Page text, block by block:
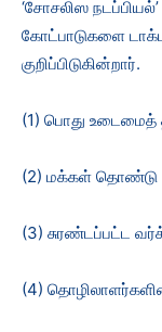
‘சோசலிஸ
கோட்பாடுகளை
குறிப்பிடுகின்றார்.
(1) பொது உடைமைத்
(2) மக்கள் தொண்டு
(3) சுரண்டப்பட்ட
(4)